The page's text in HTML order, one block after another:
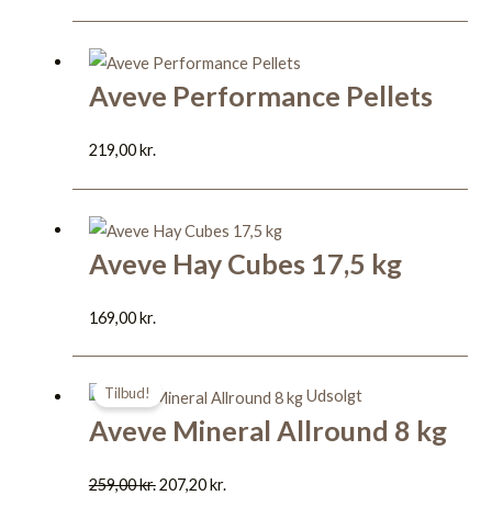
Aveve Performance Pellets
219,00kr.
Aveve Hay Cubes 17,5 kg
169,00kr.
Udsolgt
Tilbud!
Aveve Mineral Allround 8 kg
259,00kr.
oprindelige
pris
259,00 kr..
207,20kr.
aktuelle
pris
207,20 kr..